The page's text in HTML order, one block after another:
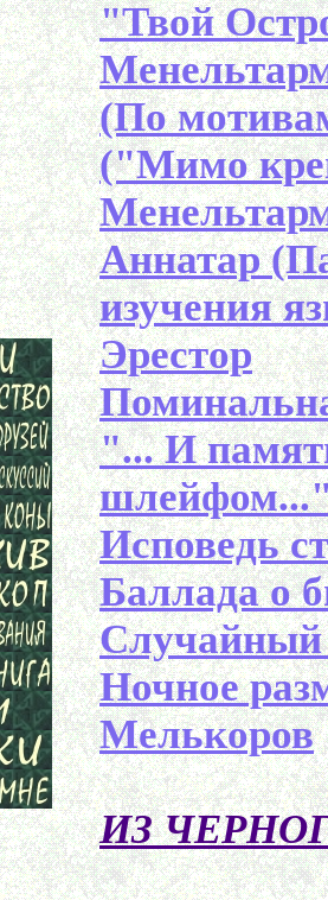
"Твой
(По
("Мимо
Аннатар
изучения
Эрестор
"... И
Исповедь
Баллада о
Случайный
Ночное
Мелькоров
ИЗ